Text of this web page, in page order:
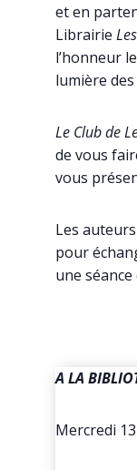
et en
Librairie
l’honneur
lumière
Le Club de
de vous
vous
Les
pour
une séance
A LA
Mercredi